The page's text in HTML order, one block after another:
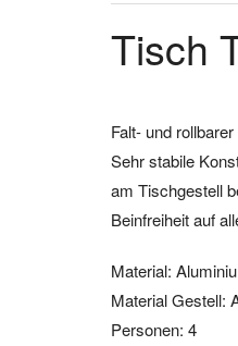
Tisch
Falt- und
Sehr stabile
am Tischgestell
Beinfreiheit auf
Material:
Material Gestell:
Personen: 4